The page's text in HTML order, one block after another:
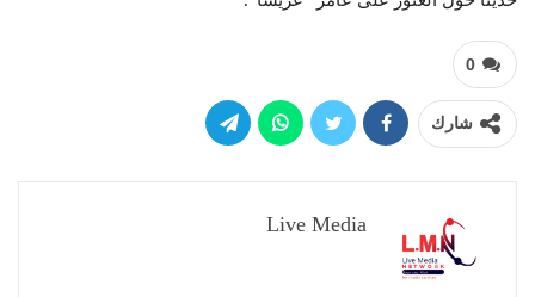
0
شارك
Live Media